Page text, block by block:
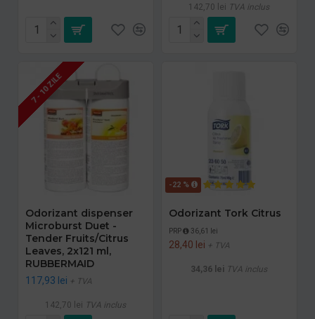
142,70 lei TVA inclus
7 - 10 ZILE
Odorizant dispenser
Microburst Duet -
Tender Fruits/Citrus
Leaves, 2x121 ml,
RUBBERMAID
117,93 lei + TVA
142,70 lei TVA inclus
-22 %
Odorizant Tork Citrus
PRP 36,61 lei
28,40 lei + TVA
34,36 lei TVA inclus